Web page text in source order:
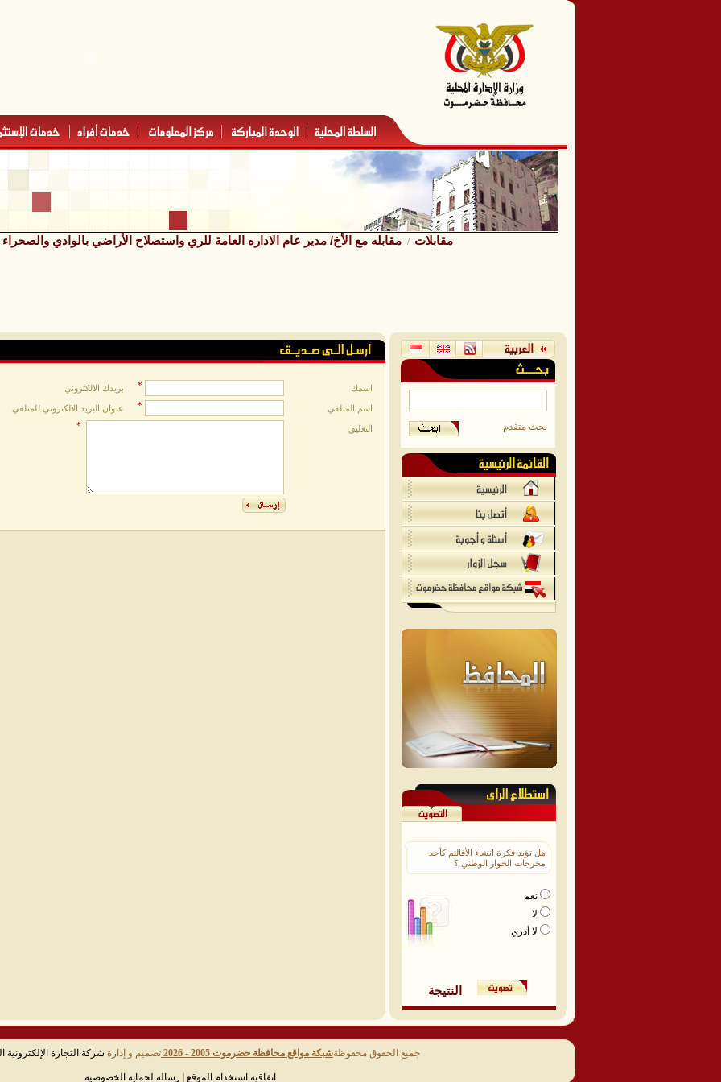
مقابلات / مقابله مع الأخ/ مدير عام الاداره العامة للري واستصلاح الأراضي بالوادي
اسمك * بريدك الالكتروني
اسم المتلقي * عنوان البريد الالكتروني للمتلقي
التعليق * بحث متقدم
هل تؤيد فكرة انشاء الأقاليم كأحد
مخرجات الحوار الوطني ؟
نعم
لا
لا أدري
النتيجة
جميع الحقوق محفوظةشبكة مواقع محافظة حضرموت 2005 - 2026 تصميم و إدارة شركة التجارة الإلكترونية
اتفاقية استخدام الموقع رسالة لحماية الخصوصية